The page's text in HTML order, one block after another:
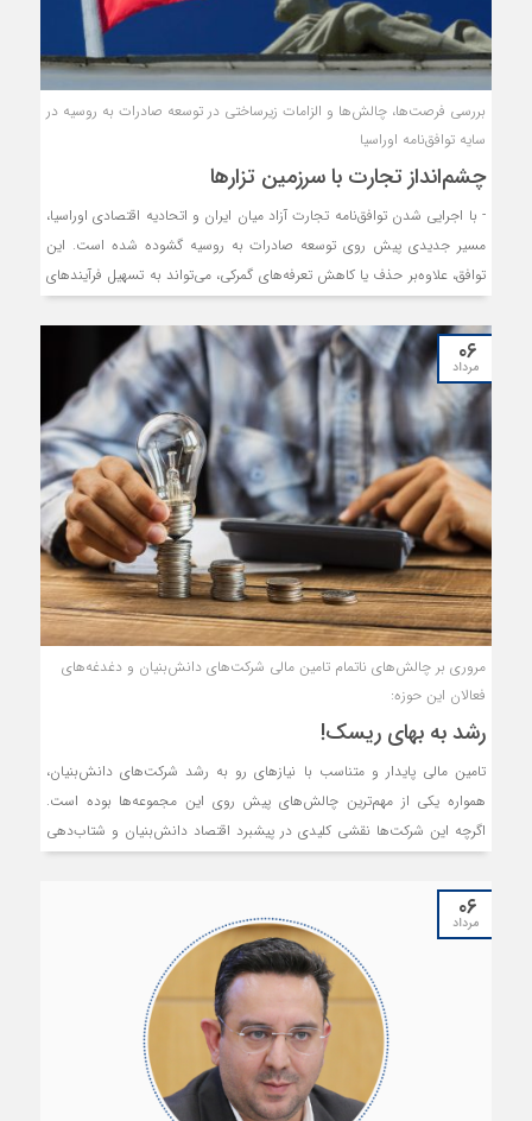
بررسی فرصت‌ها، چالش‌ها و الزامات زیرساختی در توسعه صادرات به روسیه در
سایه توافق‌نامه اوراسیا
چشم‌انداز تجارت با سرزمین تزارها
- با اجرایی شدن توافق‌نامه تجارت آزاد میان ایران و اتحادیه اقتصادی اوراسیا،
مسیر جدیدی پیش روی توسعه صادرات به روسیه گشوده شده است. این
توافق، علاوه‌بر حذف یا کاهش تعرفه‌های گمرکی، می‌تواند به تسهیل فرآیندهای
تجاری، بهبود زیرساخت‌ها و تقویت همکاری‌های دوجانبه کمک کند.
۰۶
مرداد
مروری بر چالش‌های ناتمام تامین مالی شرکت‌های دانش‌بنیان و دغدغه‌های
فعالان این حوزه:
رشد به بهای ریسک!
تامین مالی پایدار و متناسب با نیازهای رو به رشد شرکت‌های دانش‌بنیان،
همواره یکی از مهم‌ترین چالش‌های پیش‌ روی این مجموعه‌ها بوده است.
اگرچه این شرکت‌ها نقشی کلیدی در پیشبرد اقتصاد دانش‌بنیان و شتاب‌دهی
به روند تولید فناورانه کشور دارند، اما ساختارهای سنتی تامین مالی و
محدودیت‌های نظام بانکی پاسخگوی نیازهای متنوع آن‌ها و سطح ریسک‌
فعالیت‌شان نیست.
۰۶
مرداد